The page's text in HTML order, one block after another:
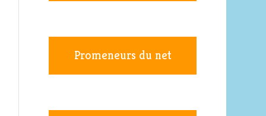
Promeneurs du net